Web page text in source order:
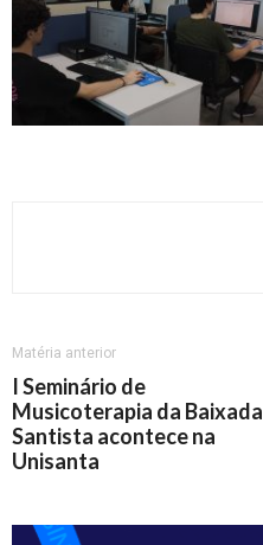
Matéria anterior
I Seminário de
Musicoterapia da Baixada
Santista acontece na
Unisanta